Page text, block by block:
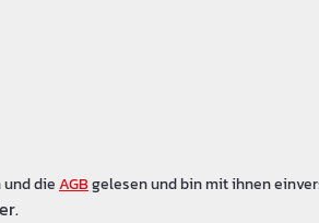
dieAGBgelesen und bin mit ihnen